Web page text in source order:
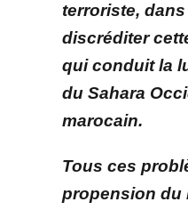
terroriste,
discréditer
qui conduit la
du Sahara
marocain.
Tous ces
propension du